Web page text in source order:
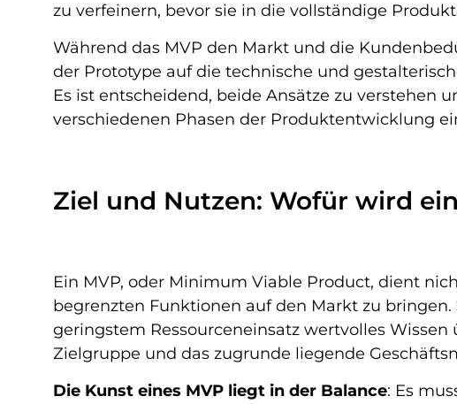
zu verfeinern, bevor sie in die vollständige
Während das MVP den Markt und die
der Prototype auf die technische und
Es ist entscheidend, beide Ansätze zu verstehen
verschiedenen Phasen der Produktentwicklung
Ziel und Nutzen: Wofür wird
Ein MVP, oder Minimum Viable Product, dient
begrenzten Funktionen auf den Markt zu
geringstem Ressourceneinsatz wertvolles Wissen
Zielgruppe und das zugrunde liegende
Die Kunst eines MVP liegt in der Balance: Es